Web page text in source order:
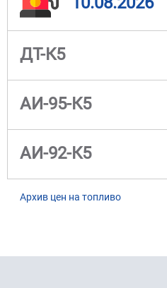
ДТ-К5
АИ-95-К5
АИ-92-К5
Архив цен на топливо